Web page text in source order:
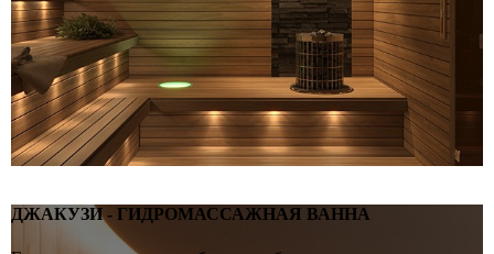
ДЖАКУЗИ - ГИДРОМАССАЖНАЯ ВАННА